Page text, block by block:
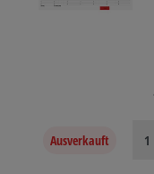
Ausverkauft